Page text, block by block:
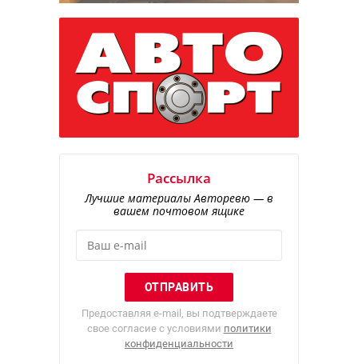
Рассылка
Лучшие материалы Авторевю — в
вашем почтовом ящике
Предоставляя e-mail, вы подтверждаете
свое согласие с условиями политики
конфиденциальности